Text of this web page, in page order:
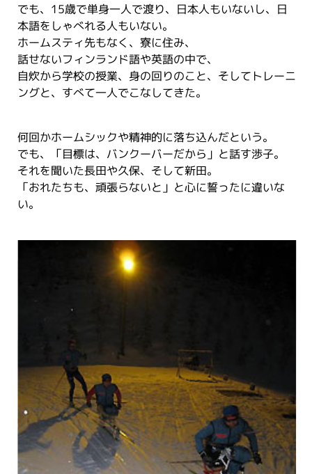
でも、15歳で単身一人で渡り、日本人もいないし、日
本語をしゃべれる人もいない。
ホームスティ先もなく、寮に住み、
話せないフィンランド語や英語の中で、
自炊から学校の授業、身の回りのこと、そしてトレーニ
ングと、すべて一人でこなしてきた。
何回かホームシックや精神的に落ち込んだという。
でも、「目標は、バンクーバーだから」と話す渉子。
それを聞いた長田や久保、そして新田。
「おれたちも、頑張らないと」と心に誓ったに違いな
い。